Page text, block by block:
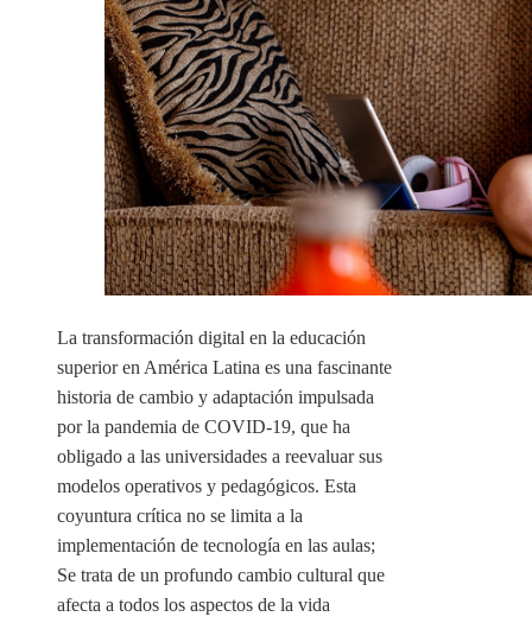
La transformación digital en la educación
superior en América Latina es una fascinante
historia de cambio y adaptación impulsada
por la pandemia de COVID-19, que ha
obligado a las universidades a reevaluar sus
modelos operativos y pedagógicos. Esta
coyuntura crítica no se limita a la
implementación de tecnología en las aulas;
Se trata de un profundo cambio cultural que
afecta a todos los aspectos de la vida